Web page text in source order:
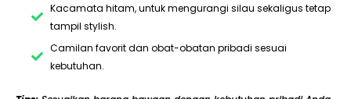
Kacamata hitam, untuk mengurangi silau sekaligus tetap
tampil stylish.
Camilan favorit dan obat-obatan pribadi sesuai
kebutuhan.